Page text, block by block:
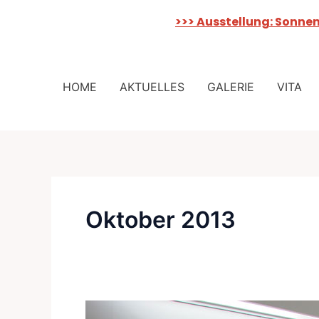
HOME AKTUELLES GALERIE VITA
Oktober 2013
>>> Ausstellung: